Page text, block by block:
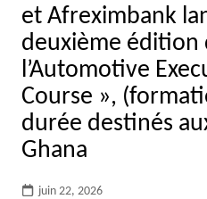
et Afreximbank
deuxième édition
l’Automotive
Course »,
durée destinés
Ghana
juin 22, 2026